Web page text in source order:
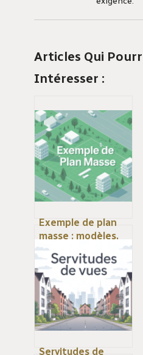
Articles Qui
Intéresser :
Exemple de plan
masse : modèles,
règles et bonnes
pratiques pour
réussir le vôtre
Servitudes de